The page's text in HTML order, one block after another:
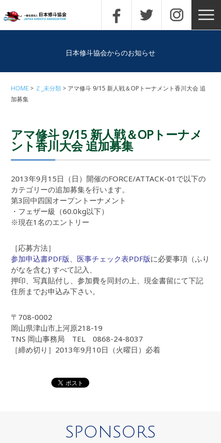
日本修斗協会からのお知らせ
HOME Ｚ_未分類
アマ修斗 9/15 新人戦＆OPトーナメント香川大会 追
加募集
アマ修斗 9/15 新人戦＆OPトーナメ
ント香川大会 追加募集
2013年9月15日（日）開催のFORCE/ATTACK-01で以下の
カテゴリーの追加募集を行います。
第3回中四国オープントーナメント
・フェザー級（60.0kg以下）
※現在1名のエントリー
［応募方法］
参加申込書PDF版、 医事チェック表PDF版に必要事項（ふり
がなを含む) すべて記入、
押印、写真貼付し、参加費を同封の上、現金書留にて下記
住所までお申込み下さい。
〒708-0002
岡山県津山市上河原218-19
TNS 岡山事務局 TEL 0868-24-8037
［締め切り］2013年9月10日（火曜日）必着
SPONSORS